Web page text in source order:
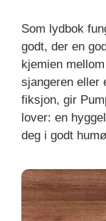
Som lydbok
godt, der en
kjemien
sjangeren eller
fiksjon, gir
lover: en
deg i godt